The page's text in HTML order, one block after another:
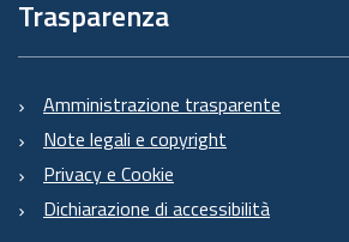
Trasparenza
Amministrazione trasparente
Note legali e copyright
Privacy e Cookie
Dichiarazione di accessibilità